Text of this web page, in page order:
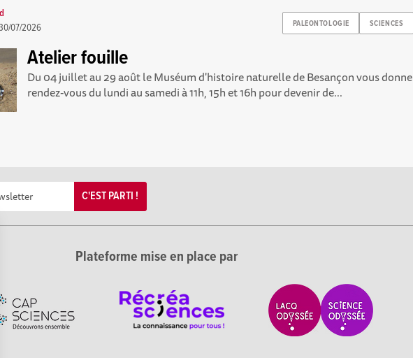
PALEONTOLOGIE SCIENCES
07/2026
Atelier fouille
Du 04 juillet au 29 août le Muséum d'histoire naturelle de Besançon vous donne
rendez-vous du lundi au samedi à 11h, 15h et 16h pour devenir de...
C'EST PARTI !
Plateforme mise en place par